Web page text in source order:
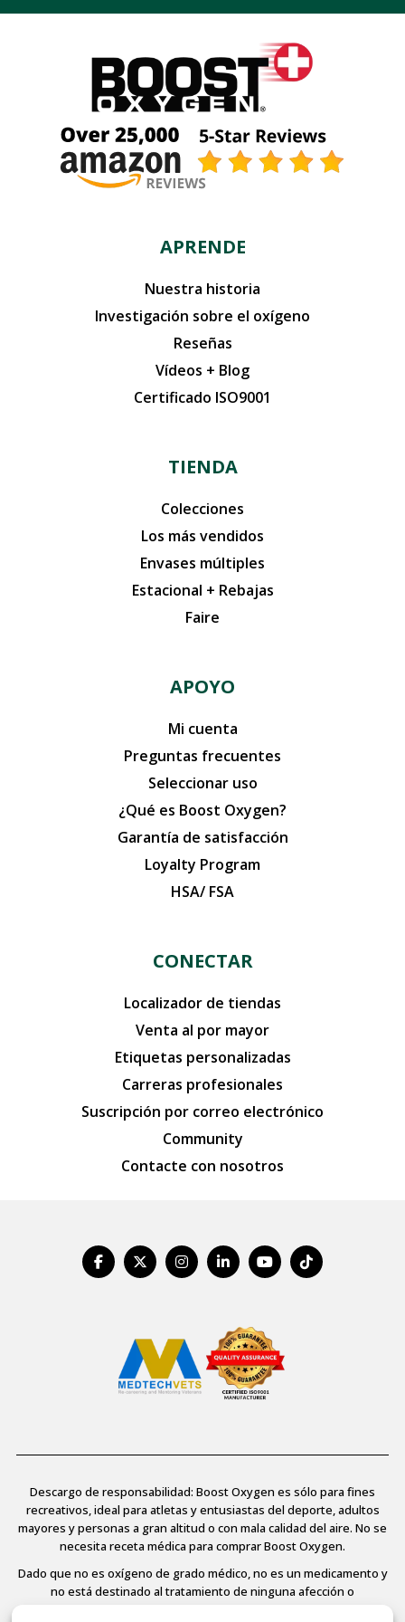
APRENDE
Nuestra historia
Investigación sobre el oxígeno
Reseñas
Vídeos + Blog
Certificado ISO9001
TIENDA
Colecciones
Los más vendidos
Envases múltiples
Estacional + Rebajas
Faire
APOYO
Mi cuenta
Preguntas frecuentes
Seleccionar uso
¿Qué es Boost Oxygen?
Garantía de satisfacción
Loyalty Program
HSA/ FSA
CONECTAR
Localizador de tiendas
Venta al por mayor
Etiquetas personalizadas
Carreras profesionales
Suscripción por correo electrónico
Community
Contacte con nosotros
Descargo de responsabilidad: Boost Oxygen es sólo para fines
recreativos, ideal para atletas y entusiastas del deporte, adultos
mayores y personas a gran altitud o con mala calidad del aire. No se
necesita receta médica para comprar Boost Oxygen.
Dado que no es oxígeno de grado médico, no es un medicamento y
no está destinado al tratamiento de ninguna afección o